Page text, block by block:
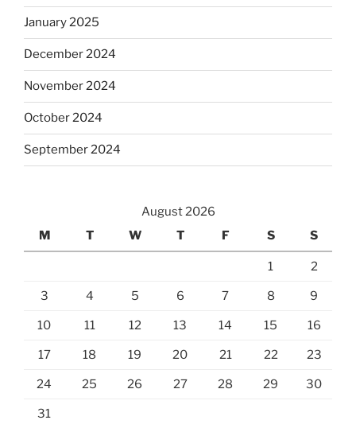
January 2025
December 2024
November 2024
October 2024
September 2024
August 2026
M
T W T F S S
1 2
3 4 5 6 7 8 9
10 11 12 13 14 15 16
17 18 19 20 21 22 23
24 25 26 27 28 29 30
31